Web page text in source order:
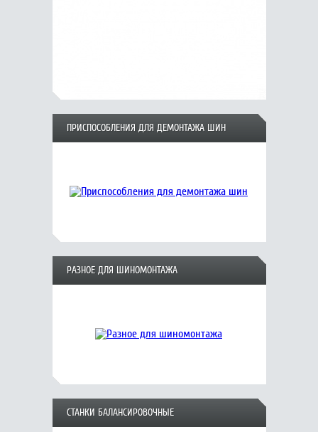
ПРИСПОСОБЛЕНИЯ ДЛЯ ДЕМОНТАЖА ШИН
РАЗНОЕ ДЛЯ ШИНОМОНТАЖА
СТАНКИ БАЛАНСИРОВОЧНЫЕ